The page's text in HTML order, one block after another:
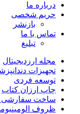
درباره ما
حریم شخصی
بازنشر
تماس با ما
تبلیغ
مجله ارزدیجیتال
تجهیزات
توسعه فردی
چاپ ارزان کتاب
ساخت سفارشی
ظروف